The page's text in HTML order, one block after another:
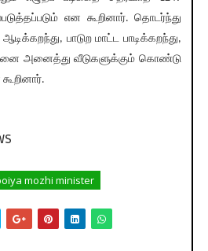
என கூறினார். தொடர்ந்து
பாடுற மாட்ட பாடிக்கறந்து,
அனைத்து வீடுகளுக்கும் கொண்டு
mozhi minister